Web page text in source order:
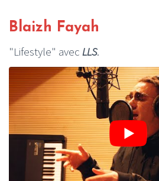
Blaizh Fayah
"Lifestyle" avec LLS.